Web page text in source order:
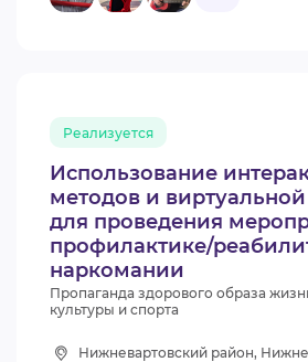
Использование
методов и
для проведения
профилактике/
наркомании
Реализуется
Пропаганда здорового образа
культуры и спорта
Нижневартовский район,